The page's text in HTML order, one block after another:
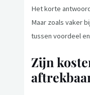
Het korte
Maar zoals vaker
tussen voordeel
Zijn